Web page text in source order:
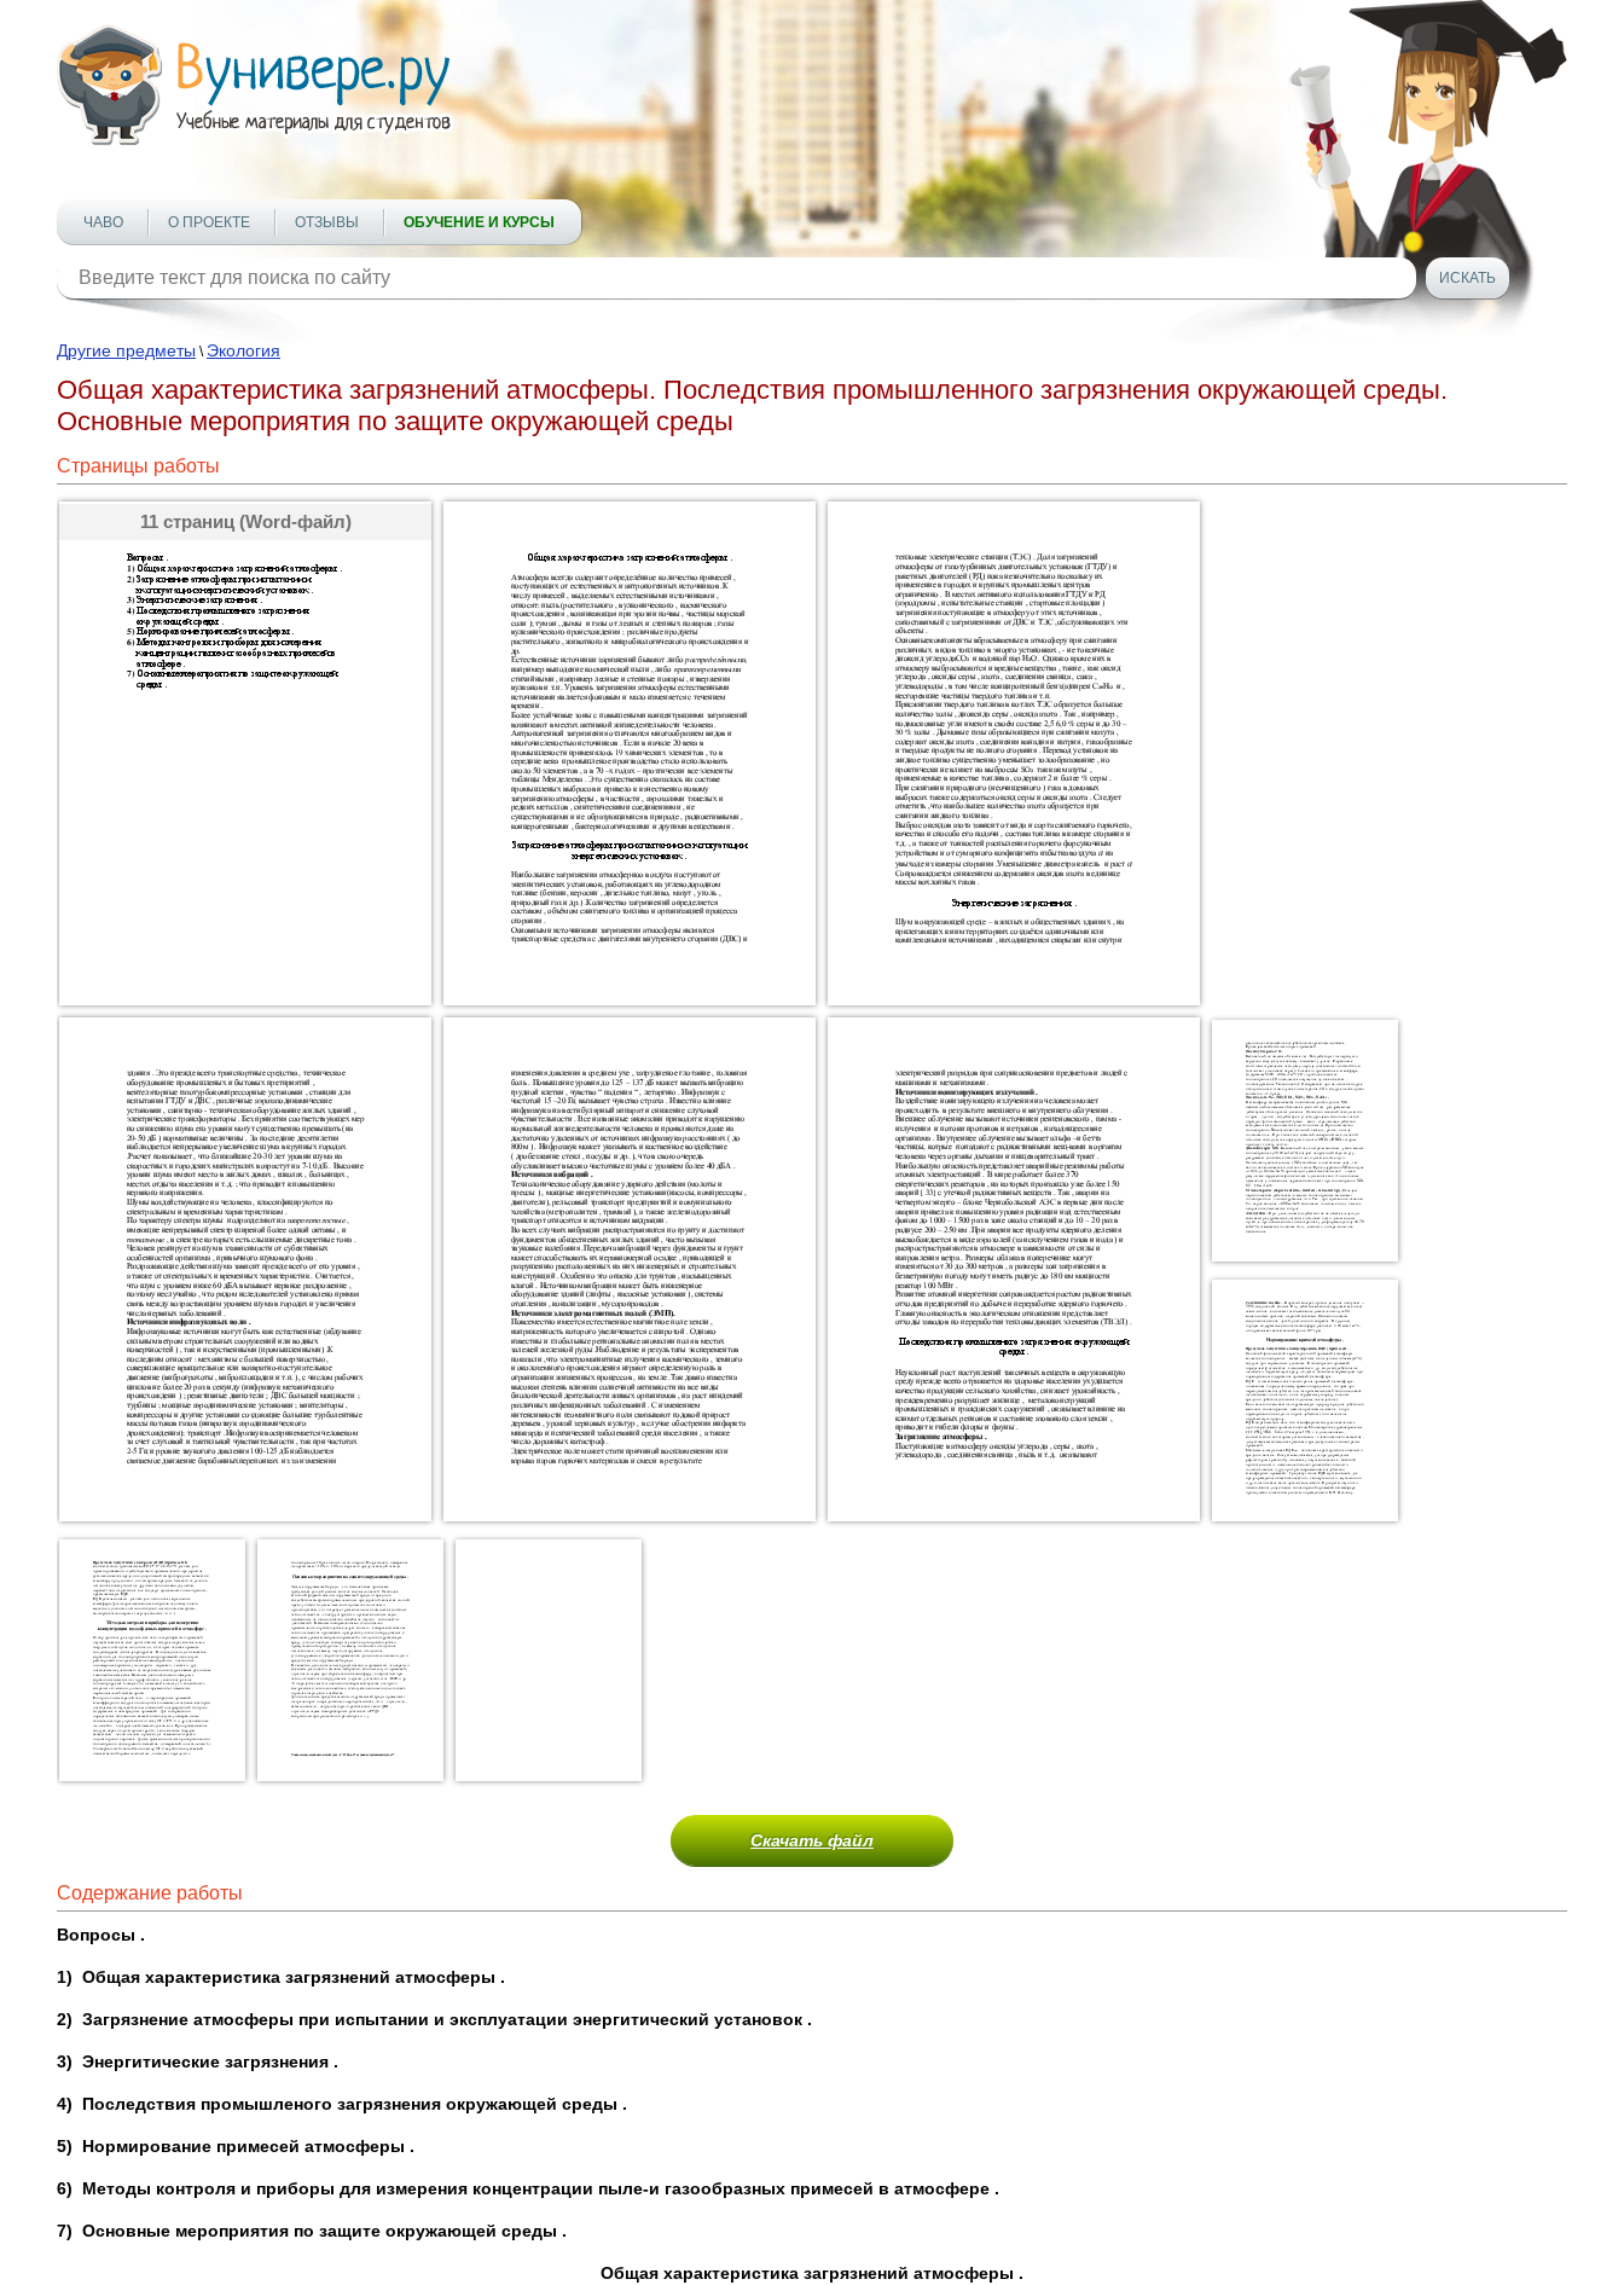
ЧАВО О ПРОЕКТЕ ОТЗЫВЫ ОБУЧЕНИЕ И КУРСЫ
Другие предметы \ Экология
Общая характеристика загрязнений атмосферы. Последствия промышленного загрязнения окружающей среды.
Основные мероприятия по защите окружающей среды
Страницы работы
11 страниц (Word-файл)
Скачать файл
Содержание работы
Вопросы .
1) Общая характеристика загрязнений атмосферы .
2) Загрязнение атмосферы при испытании и эксплуатации энергитический установок .
3) Энергитические загрязнения .
4) Последствия промышленого загрязнения окружающей среды .
5) Нормирование примесей атмосферы .
6) Методы контроля и приборы для измерения концентрации пыле-и газообразных примесей в атмосфере .
7) Основные мероприятия по защите окружающей среды .
Общая характеристика загрязнений атмосферы .